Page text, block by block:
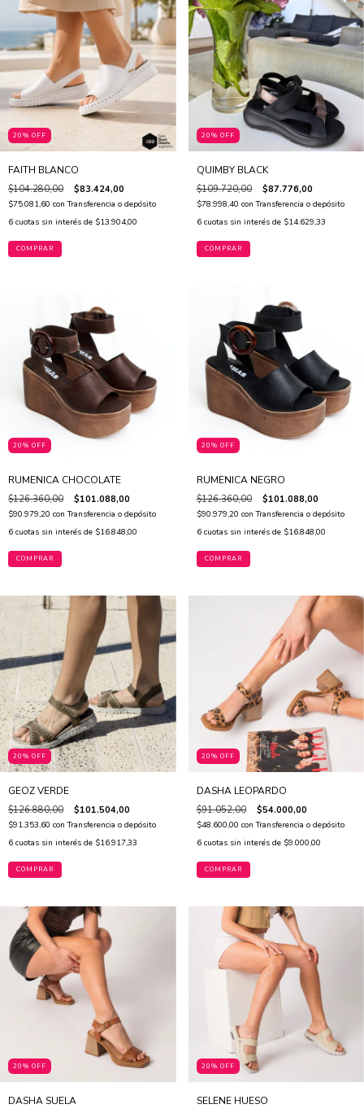
20% OFF
FAITH BLANCO
$104.280,00 $83.424,00
$75.081,60 con Transferencia o depósito
6 cuotas sin interés de $13.904,00
COMPRAR
20% OFF
QUIMBY BLACK
$109.720,00 $87.776,00
$78.998,40 con Transferencia o depósito
6 cuotas sin interés de $14.629,33
COMPRAR
20% OFF
RUMENICA CHOCOLATE
$126.360,00 $101.088,00
$90.979,20 con Transferencia o depósito
6 cuotas sin interés de $16.848,00
COMPRAR
20% OFF
RUMENICA NEGRO
$126.360,00 $101.088,00
$90.979,20 con Transferencia o depósito
6 cuotas sin interés de $16.848,00
COMPRAR
20% OFF
GEOZ VERDE
$126.880,00 $101.504,00
$91.353,60 con Transferencia o depósito
6 cuotas sin interés de $16.917,33
COMPRAR
20% OFF
DASHA LEOPARDO
$91.052,00 $54.000,00
$48.600,00 con Transferencia o depósito
6 cuotas sin interés de $9.000,00
COMPRAR
20% OFF
DASHA SUELA
20% OFF
SELENE HUESO